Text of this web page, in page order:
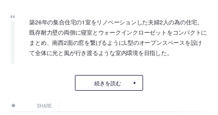
築26年の集合住宅の1室をリノベーションした夫婦2人の為の住宅。
既存耐力壁の両側に寝室とウォークインクローゼットをコンパクトに
まとめ、南西2面の窓を繋げるようにL型のオープンスペースを設け
て全体に光と風が行き渡るような室内環境を目指した。
続きを読む
SHARE